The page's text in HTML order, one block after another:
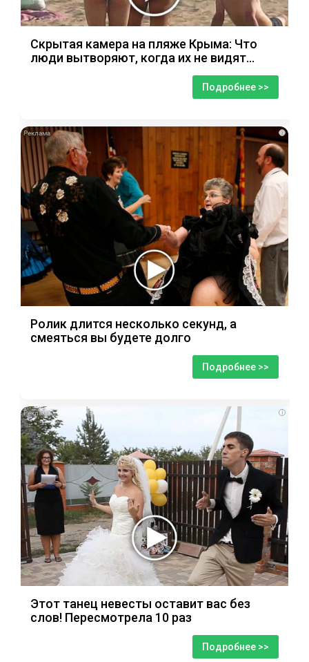
Скрытая камера на пляже Крыма: Что
люди вытворяют, когда их не видят...
Подробнее >>
i
Ролик длится несколько секунд, а
смеяться вы будете долго
Подробнее >>
i
Этот танец невесты оставит вас без
слов! Пересмотрела 10 раз
Подробнее >>